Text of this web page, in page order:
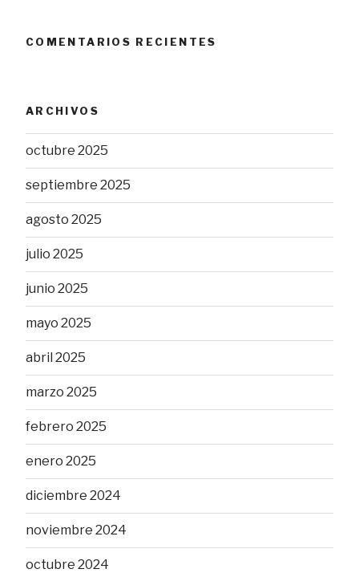
COMENTARIOS RECIENTES
ARCHIVOS
octubre 2025
septiembre 2025
agosto 2025
julio 2025
junio 2025
mayo 2025
abril 2025
marzo 2025
febrero 2025
enero 2025
diciembre 2024
noviembre 2024
octubre 2024